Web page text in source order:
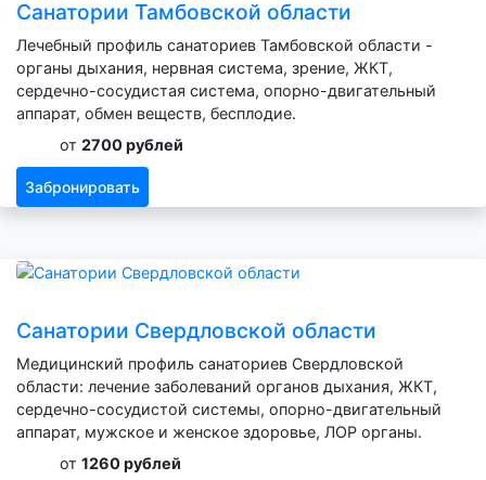
Санатории Тамбовской области
Лечебный профиль санаториев Тамбовской области -
органы дыхания, нервная система, зрение, ЖКТ,
сердечно-сосудистая система, опорно-двигательный
аппарат, обмен веществ, бесплодие.
от 2700 рублей
Забронировать
Санатории Свердловской области
Медицинский профиль санаториев Свердловской
области: лечение заболеваний органов дыхания, ЖКТ,
сердечно-сосудистой системы, опорно-двигательный
аппарат, мужское и женское здоровье, ЛОР органы.
от 1260 рублей